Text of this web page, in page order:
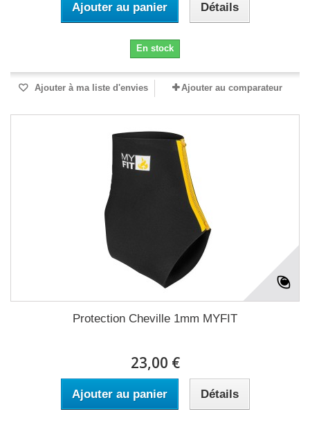
Ajouter au panier Détails
En stock
Ajouter à ma liste d'envies Ajouter au comparateur
Protection Cheville 1mm MYFIT
23,00 €
Ajouter au panier Détails